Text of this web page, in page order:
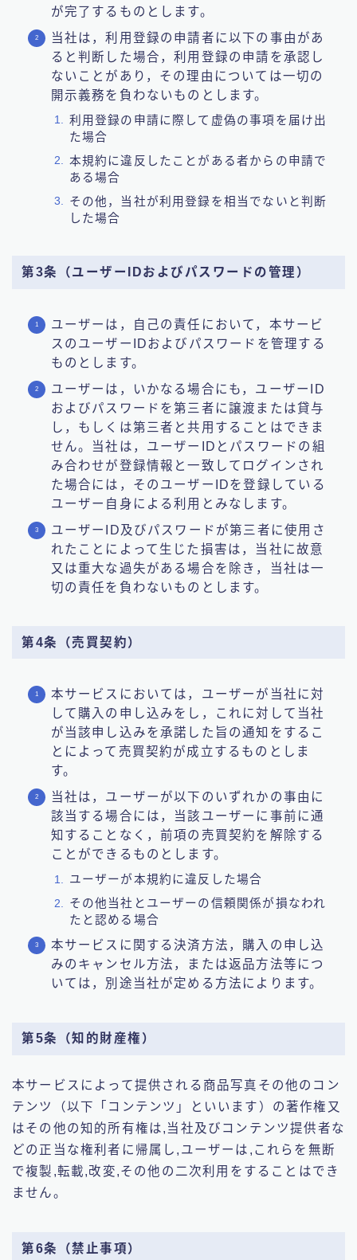
が完了するものとします。
当社は，利用登録の申請者に以下の事由があ
ると判断した場合，利用登録の申請を承認し
ないことがあり，その理由については一切の
開示義務を負わないものとします。
利用登録の申請に際して虚偽の事項を届け出
た場合
本規約に違反したことがある者からの申請で
ある場合
その他，当社が利用登録を相当でないと判断
した場合
第3条（ユーザーIDおよびパスワードの管理）
ユーザーは，自己の責任において，本サービ
スのユーザーIDおよびパスワードを管理する
ものとします。
ユーザーは，いかなる場合にも，ユーザーID
およびパスワードを第三者に譲渡または貸与
し，もしくは第三者と共用することはできま
せん。当社は，ユーザーIDとパスワードの組
み合わせが登録情報と一致してログインされ
た場合には，そのユーザーIDを登録している
ユーザー自身による利用とみなします。
ユーザーID及びパスワードが第三者に使用さ
れたことによって生じた損害は，当社に故意
又は重大な過失がある場合を除き，当社は一
切の責任を負わないものとします。
第4条（売買契約）
本サービスにおいては，ユーザーが当社に対
して購入の申し込みをし，これに対して当社
が当該申し込みを承諾した旨の通知をするこ
とによって売買契約が成立するものとしま
す。
当社は，ユーザーが以下のいずれかの事由に
該当する場合には，当該ユーザーに事前に通
知することなく，前項の売買契約を解除する
ことができるものとします。
ユーザーが本規約に違反した場合
その他当社とユーザーの信頼関係が損なわれ
たと認める場合
本サービスに関する決済方法，購入の申し込
みのキャンセル方法，または返品方法等につ
いては，別途当社が定める方法によります。
第5条（知的財産権）
本サービスによって提供される商品写真その他のコン
テンツ（以下「コンテンツ」といいます）の著作権又
はその他の知的所有権は,当社及びコンテンツ提供者な
どの正当な権利者に帰属し,ユーザーは,これらを無断
で複製,転載,改変,その他の二次利用をすることはでき
ません。
第6条（禁止事項）